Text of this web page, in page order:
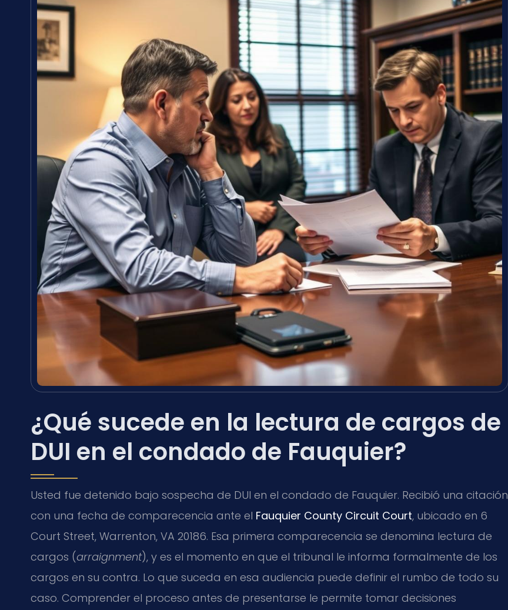
¿Qué sucede en la lectura de cargos de
DUI en el condado de Fauquier?
Usted fue detenido bajo sospecha de DUI en el condado de Fauquier. Recibió una citación
con una fecha de comparecencia ante el Fauquier County Circuit Court, ubicado en 6
Court Street, Warrenton, VA 20186. Esa primera comparecencia se denomina lectura de
cargos (arraignment), y es el momento en que el tribunal le informa formalmente de los
cargos en su contra. Lo que suceda en esa audiencia puede definir el rumbo de todo su
caso. Comprender el proceso antes de presentarse le permite tomar decisiones